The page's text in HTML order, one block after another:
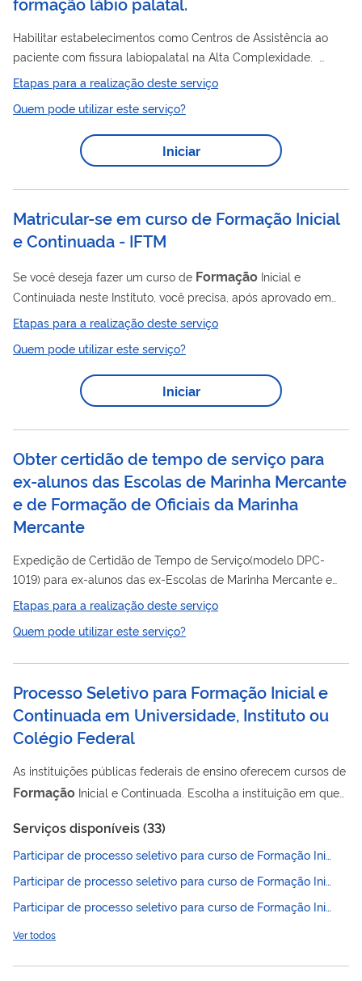
Habilitar estabelecimentos como Centros de Assistência ao
paciente com fissura labiopalatal na Alta Complexidade.
Tipos de habilitação 4.01- Centro de Tratamento da Má
Etapas para a realização deste serviço
Quem pode utilizar este serviço?
Iniciar
Matricular-se em curso de Formação Inicial
e Continuada - IFTM
Se você deseja fazer um curso de Formação Inicial e
Continuiada neste Instituto, você precisa, após aprovado em
processo seletivo, matricular-se no curso escolhido por meio
deste serviço.
Etapas para a realização deste serviço
Quem pode utilizar este serviço?
Iniciar
Obter certidão de tempo de serviço para
ex-alunos das Escolas de Marinha Mercante
e de Formação de Oficiais da Marinha
Mercante
Expedição de Certidão de Tempo de Serviço(modelo DPC-
1019) para ex-alunos das ex-Escolas de Marinha Mercante e
das Escolas deFormaçãode Oficiais da Marinha
pelo Decreto 57.654/66.
Etapas para a realização deste serviço
Quem pode utilizar este serviço?
Processo Seletivo para Formação Inicial e
Continuada em Universidade, Instituto ou
Colégio Federal
As instituições públicas federais de ensino oferecem cursos de
Formação Inicial e Continuada. Escolha a instituição em que
participar do processo seletivo.
Serviços disponíveis (33)
Participar de processo seletivo para curso de Formação Inicial e Continuada - CEFET-MG
Participar de processo seletivo para curso de Formação Inicial e Continuada - IF BAIANO
Participar de processo seletivo para curso de Formação Inicial e Continuada (FIC) - IFC
Ver todos